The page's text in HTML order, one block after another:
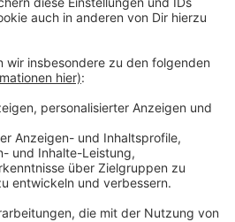
festgenommen wurde, ist
läuft noch. Die Polizei hofft
auf neue Hinweise. Den
ihr heute Abend um 20:15